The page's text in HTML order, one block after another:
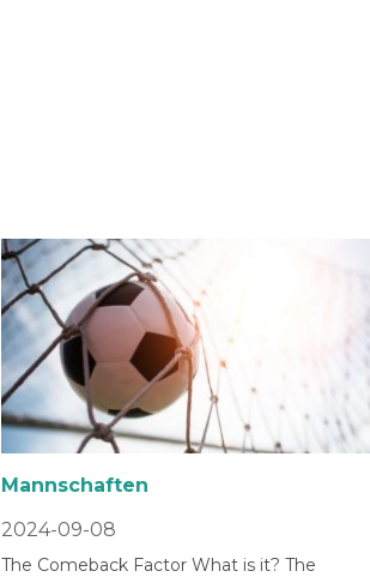
Mannschaften
2024-09-08
The Comeback Factor What is it? The